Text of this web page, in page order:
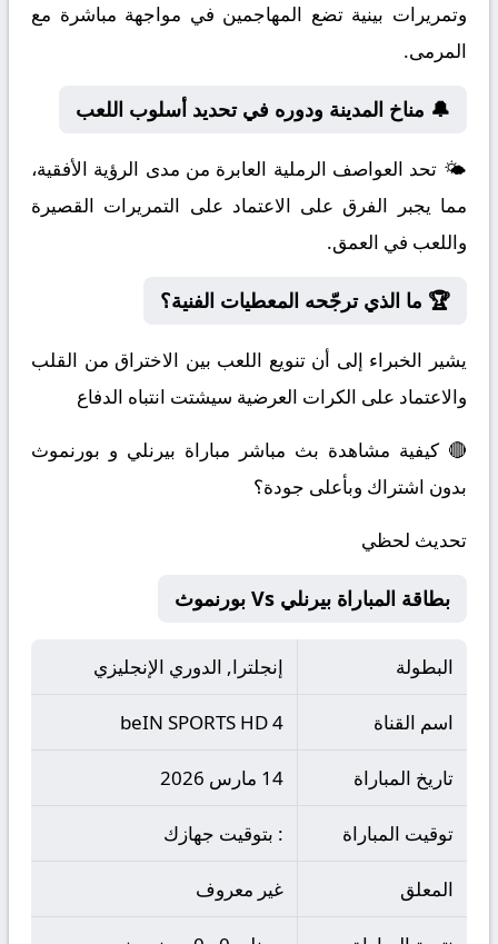
وتمريرات بينية تضع المهاجمين في مواجهة مباشرة مع
المرمى.
🔔 مناخ المدينة ودوره في تحديد أسلوب اللعب
🌤️ تحد العواصف الرملية العابرة من مدى الرؤية الأفقية،
مما يجبر الفرق على الاعتماد على التمريرات القصيرة
واللعب في العمق.
🏆 ما الذي ترجّحه المعطيات الفنية؟
يشير الخبراء إلى أن تنويع اللعب بين الاختراق من القلب
والاعتماد على الكرات العرضية سيشتت انتباه الدفاع
🔴 كيفية مشاهدة بث مباشر مباراة بيرنلي و بورنموث
بدون اشتراك وبأعلى جودة؟
تحديث لحظي
بطاقة المباراة بيرنلي Vs بورنموث
البطولة إنجلترا, الدوري الإنجليزي
اسم القناة beIN SPORTS HD 4
تاريخ المباراة 14 مارس 2026
توقيت المباراة : بتوقيت جهازك
المعلق غير معروف